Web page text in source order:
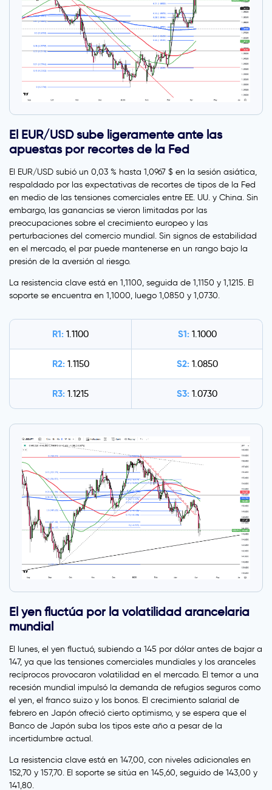
El EUR/USD sube ligeramente ante las
apuestas por recortes de la Fed
El EUR/USD subió un 0,03 % hasta 1,0967 $ en la sesión asiática,
respaldado por las expectativas de recortes de tipos de la Fed
en medio de las tensiones comerciales entre EE. UU. y China. Sin
embargo, las ganancias se vieron limitadas por las
preocupaciones sobre el crecimiento europeo y las
perturbaciones del comercio mundial. Sin signos de estabilidad
en el mercado, el par puede mantenerse en un rango bajo la
presión de la aversión al riesgo.
La resistencia clave está en 1,1100, seguida de 1,1150 y 1,1215. El
soporte se encuentra en 1,1000, luego 1,0850 y 1,0730.
R1: 1.1100 S1: 1.1000
R2: 1.1150 S2: 1.0850
R3: 1.1215 S3: 1.0730
El yen fluctúa por la volatilidad arancelaria
mundial
El lunes, el yen fluctuó, subiendo a 145 por dólar antes de bajar a
147, ya que las tensiones comerciales mundiales y los aranceles
recíprocos provocaron volatilidad en el mercado. El temor a una
recesión mundial impulsó la demanda de refugios seguros como
el yen, el franco suizo y los bonos. El crecimiento salarial de
febrero en Japón ofreció cierto optimismo, y se espera que el
Banco de Japón suba los tipos este año a pesar de la
incertidumbre actual.
La resistencia clave está en 147,00, con niveles adicionales en
152,70 y 157,70. El soporte se sitúa en 145,60, seguido de 143,00 y
141,80.